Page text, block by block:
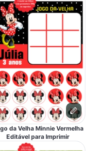
da Velha Minnie Vermelha
Editável para Imprimir